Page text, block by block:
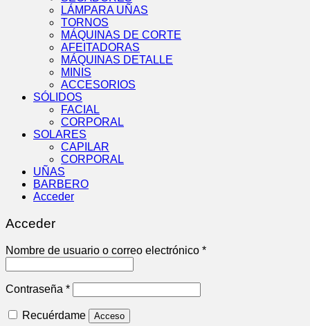
LÁMPARA UÑAS
TORNOS
MÁQUINAS DE CORTE
AFEITADORAS
MÁQUINAS DETALLE
MINIS
ACCESORIOS
SÓLIDOS
FACIAL
CORPORAL
SOLARES
CAPILAR
CORPORAL
UÑAS
BARBERO
Acceder
Acceder
Nombre de usuario o correo electrónico *Obligatorio
Contraseña *Obligatorio
Recuérdame Acceso